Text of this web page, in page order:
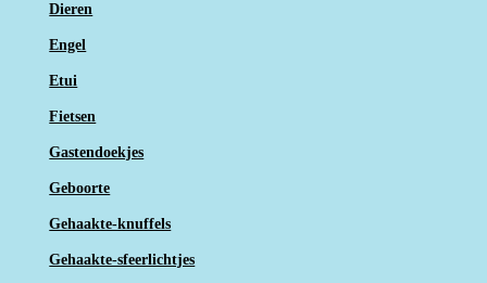
Dieren
Engel
Etui
Fietsen
Gastendoekjes
Geboorte
Gehaakte-knuffels
Gehaakte-sfeerlichtjes